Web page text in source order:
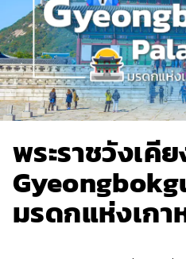
พระราชวังเคี
มรดกแห่งเกา